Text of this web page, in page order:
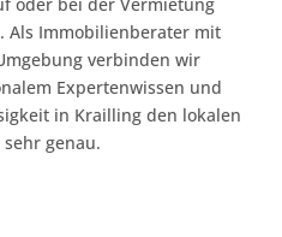
Als Immobilienberater mit
verbinden wir
Expertenwissen und
in Krailling den lokalen
genau.